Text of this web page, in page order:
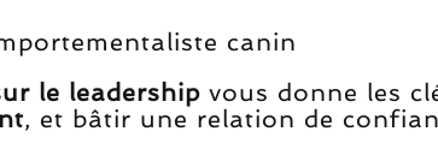
canin
le leadership vous donne les
, et bâtir une relation de